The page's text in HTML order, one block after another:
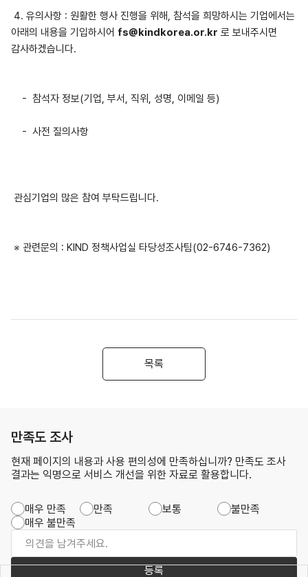
4. 유의사항 : 원활한 행사 진행을 위해, 참석을 희망하시는 기업에서는
아래의 내용을 기입하시어 fs@kindkorea.or.kr 로 보내주시면
감사하겠습니다.
- 참석자 정보(기업, 부서, 직위, 성명, 이메일 등)
- 사전 질의사항
관심기업의 많은 참여 부탁드립니다.
※ 관련문의 : KIND 정책사업실 타당성조사팀(02-6746-7362)
목록
만족도 조사
현재 페이지의 내용과 사용 편의성에 만족하십니까? 만족도 조사
결과는 익명으로 서비스 개선을 위한 자료로 활용합니다.
매우 만족 만족 보통
불만족
매우 불만족
등록